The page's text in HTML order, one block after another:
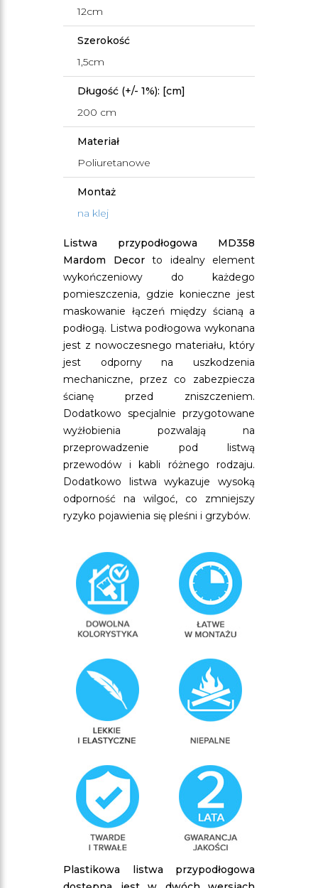
12cm
Szerokość
1,5cm
Długość (+/- 1%): [cm]
200 cm
Materiał
Poliuretanowe
Montaż
na klej
Listwa przypodłogowa MD358
Mardom Decorto idealny element
wykończeniowy do każdego
pomieszczenia, gdzie konieczne jest
maskowanie łączeń między ścianą a
podłogą. Listwa podłogowa wykonana
jest z nowoczesnego materiału, który
jest odporny na uszkodzenia
mechaniczne, przez co zabezpiecza
ścianę przed zniszczeniem.
Dodatkowo specjalnie przygotowane
wyżłobienia pozwalają na
przeprowadzenie pod listwą
przewodów i kabli różnego rodzaju.
Dodatkowo listwa wykazuje wysoką
odporność na wilgoć, co zmniejszy
ryzyko pojawienia się pleśni i grzybów.
Plastikowa listwa przypodłogowa